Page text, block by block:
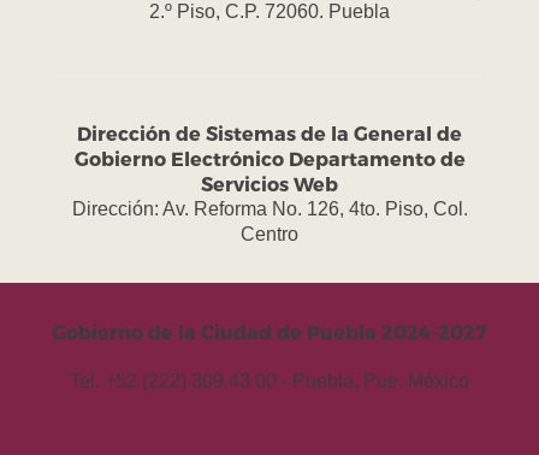
2.º Piso, C.P. 72060. Puebla
Dirección de Sistemas de la General de
Gobierno Electrónico Departamento de
Servicios Web
Dirección: Av. Reforma No. 126, 4to. Piso, Col.
Centro
Gobierno de la Ciudad de Puebla 2024-2027
Tel. +52 (222) 309 43 00 - Puebla, Pue. México